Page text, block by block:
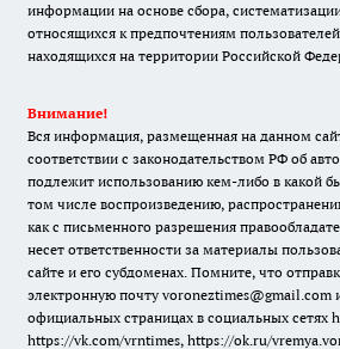
информации на основе сбора,
относящихся к предпочтениям
находящихся на территории Российской
Внимание!
Вся информация, размещенная на данном
соответствии с законодательством РФ об
подлежит использованию кем-либо в какой
том числе воспроизведению,
как с письменного разрешения
несет ответственности за материалы
сайте и его субдоменах. Помните, что
электронную почту voroneztimes@gmail.com
официальных страницах в социальных сетях
https://vk.com/vrntimes, https://ok.ru/